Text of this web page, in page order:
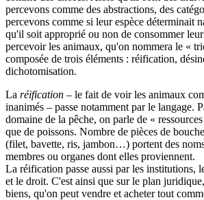
percevons comme des abstractions, des
percevons comme si leur espèce déterminait
qu'il soit approprié ou non de consommer
percevoir les animaux, qu'on nommera le «
composée de trois éléments : réification,
dichotomisation.
La réification – le fait de voir les animaux
inanimés – passe notamment par le langage.
domaine de la pêche, on parle de «
que de poissons. Nombre de pièces de
(filet, bavette, ris, jambon…) portent des
membres ou organes dont elles proviennent.
La réification passe aussi par les institutions,
et le droit. C'est ainsi que sur le plan
biens, qu'on peut vendre et acheter tout